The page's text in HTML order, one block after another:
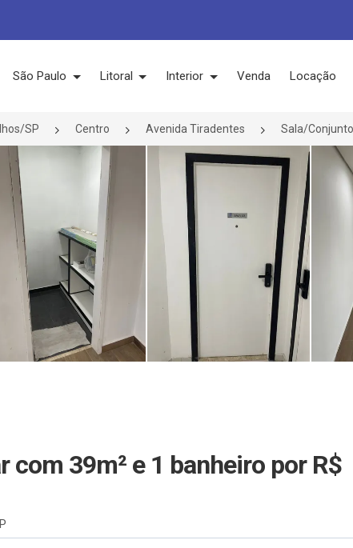
São Paulo Litoral Interior Venda Locação
SP Centro Avenida Tiradentes Sala/
com 39m² e 1 banheiro por R$